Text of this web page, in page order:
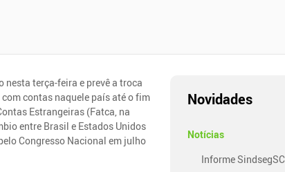
terça-feira e prevê a troca
contas naquele país até o fim
Estrangeiras (Fatca, na
entre Brasil e Estados Unidos
Congresso Nacional em julho
Novidades
Notícias
Informe SindsegSC